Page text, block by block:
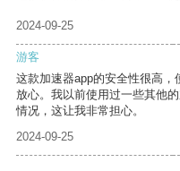
2024-09-25
游客
这款加速器app的安全性很高
放心。我以前使用过一些其他
情况，这让我非常担心。
2024-09-25